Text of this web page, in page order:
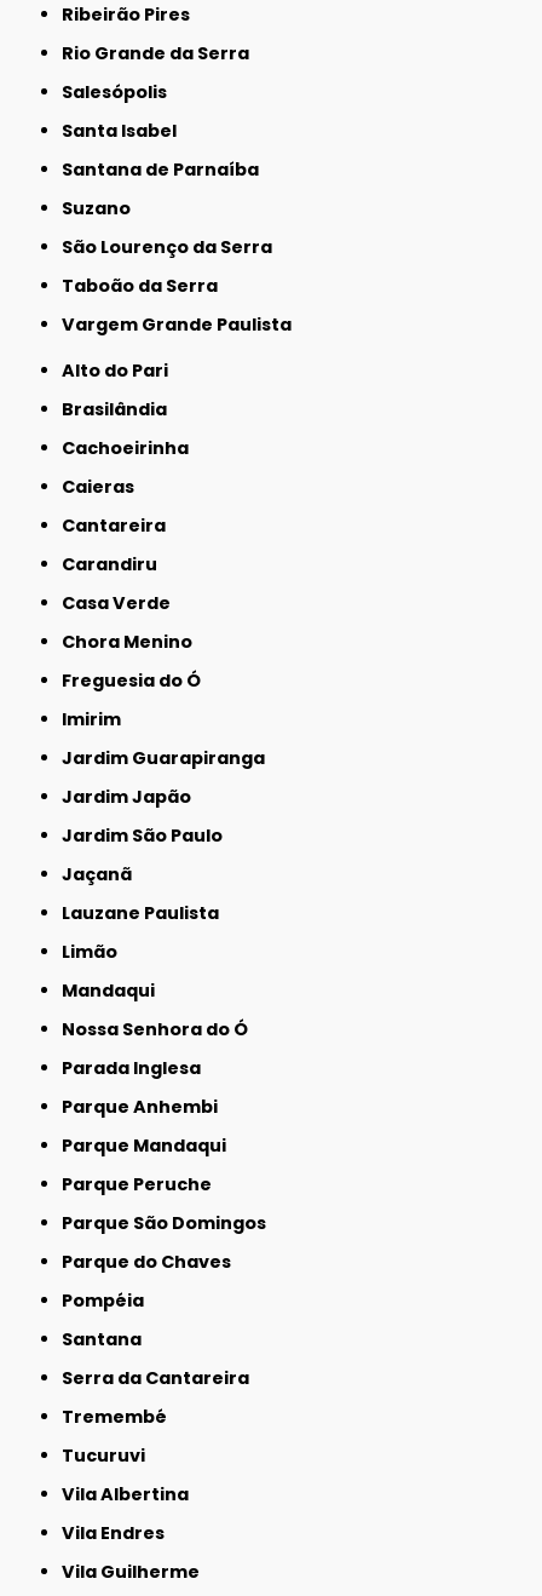
Ribeirão Pires
Rio Grande da Serra
Salesópolis
Santa Isabel
Santana de Parnaíba
Suzano
São Lourenço da Serra
Taboão da Serra
Vargem Grande Paulista
Alto do Pari
Brasilândia
Cachoeirinha
Caieras
Cantareira
Carandiru
Casa Verde
Chora Menino
Freguesia do Ó
Imirim
Jardim Guarapiranga
Jardim Japão
Jardim São Paulo
Jaçanã
Lauzane Paulista
Limão
Mandaqui
Nossa Senhora do Ó
Parada Inglesa
Parque Anhembi
Parque Mandaqui
Parque Peruche
Parque São Domingos
Parque do Chaves
Pompéia
Santana
Serra da Cantareira
Tremembé
Tucuruvi
Vila Albertina
Vila Endres
Vila Guilherme